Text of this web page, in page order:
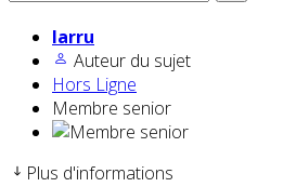
larru
Auteur du sujet
Hors Ligne
Membre senior
Plus d'informations